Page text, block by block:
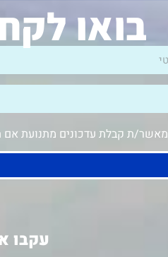
בואו
מאשר/ת קבלת עדכונים מתנועת אם
עקבו